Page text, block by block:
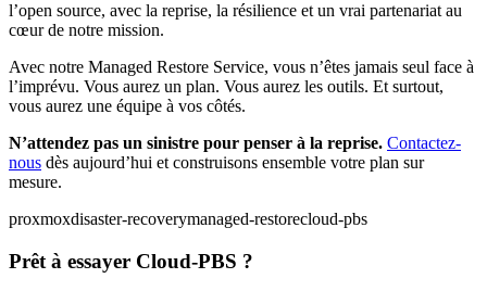
l’open source, avec la reprise, la résilience et un vrai partenariat au
cœur de notre mission.
Avec notre Managed Restore Service, vous n’êtes jamais seul face à
l’imprévu. Vous aurez un plan. Vous aurez les outils. Et surtout,
vous aurez une équipe à vos côtés.
N’attendez pas un sinistre pour penser à la reprise. Contactez-
nous dès aujourd’hui et construisons ensemble votre plan sur
mesure.
proxmoxdisaster-recoverymanaged-restorecloud-pbs
Prêt à essayer Cloud-PBS ?